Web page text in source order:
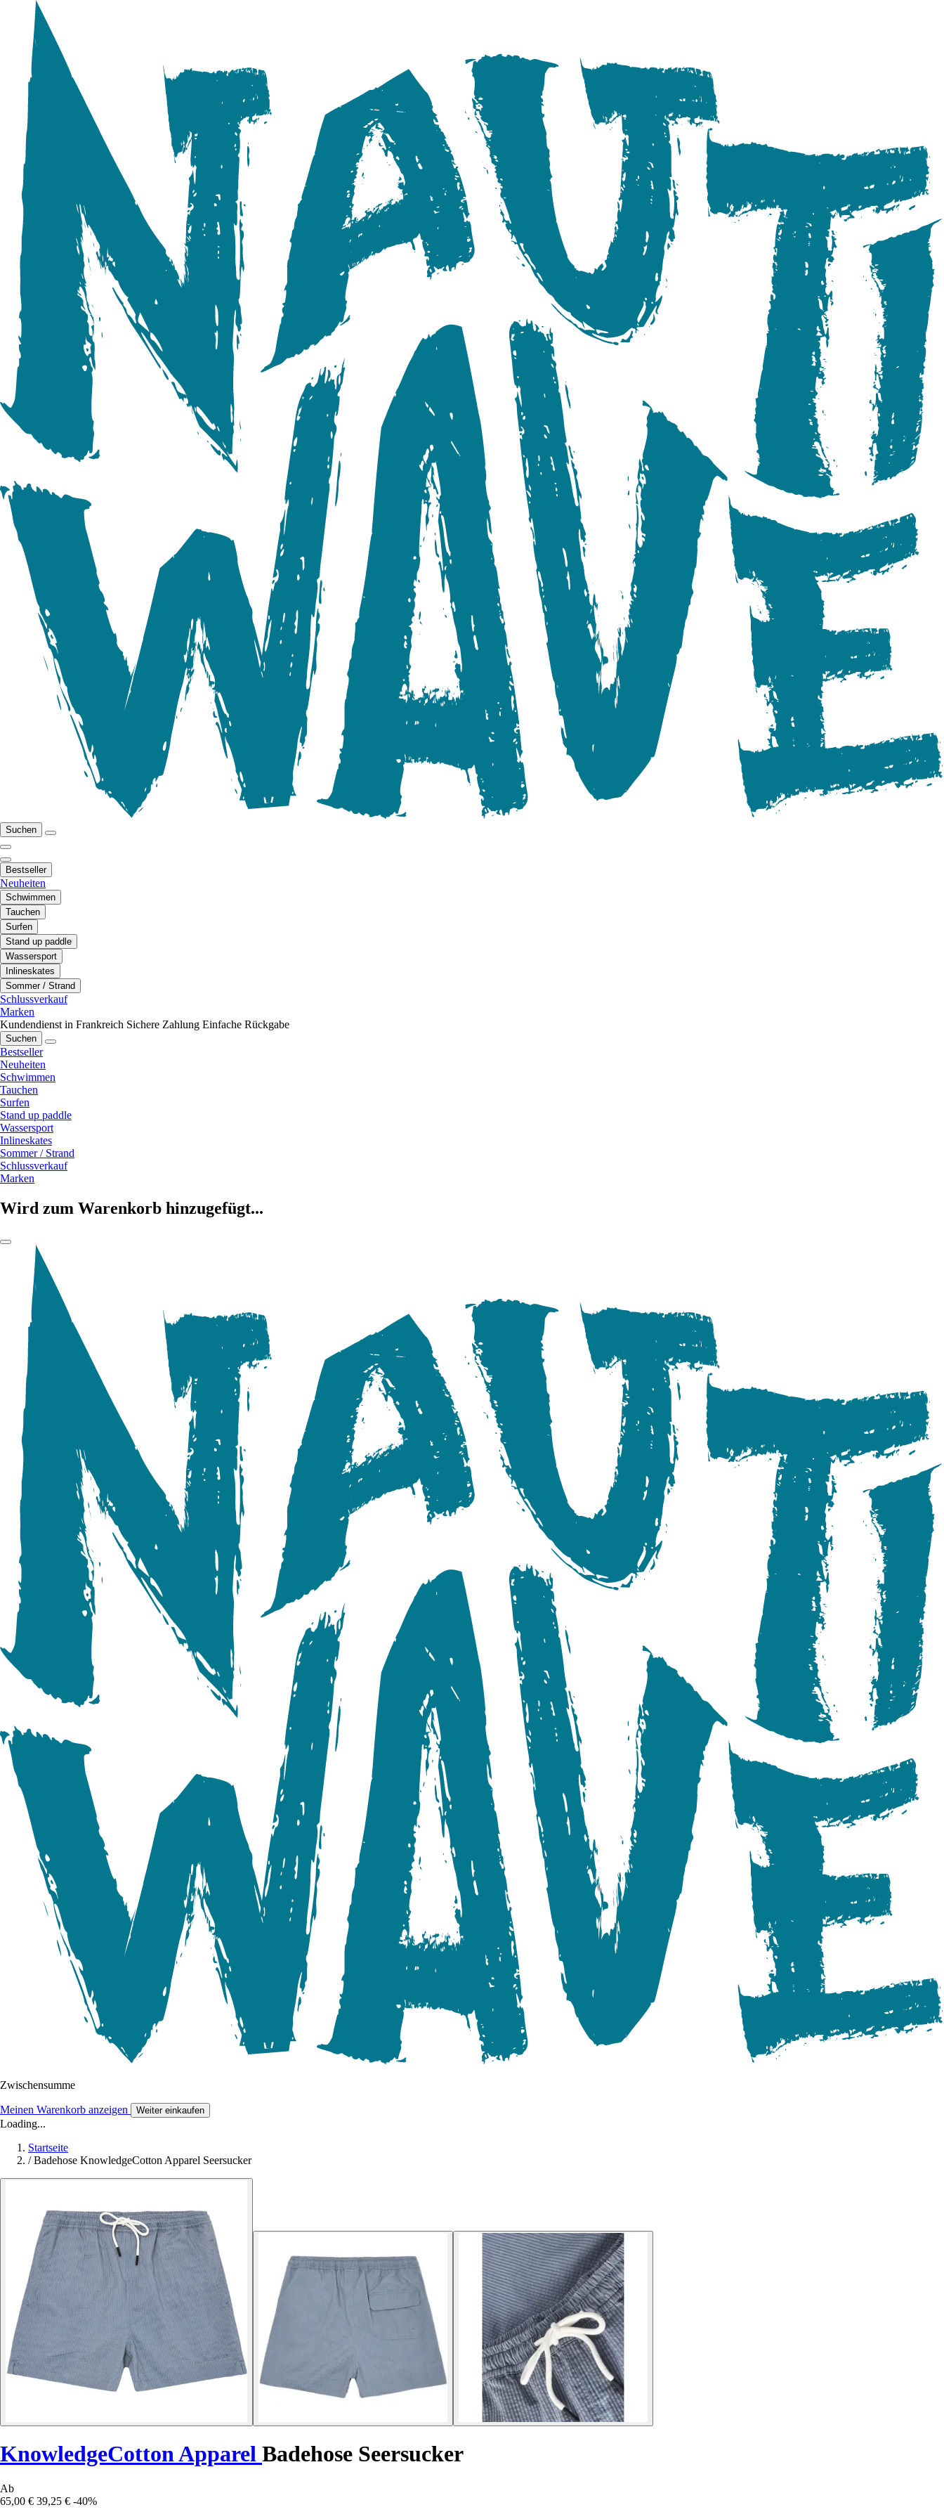
Suchen
Bestseller
Neuheiten
Schwimmen
Tauchen
Surfen
Stand up paddle
Wassersport
Inlineskates
Sommer / Strand
Schlussverkauf
Marken
Kundendienst in Frankreich Sichere Zahlung Einfache Rückgabe
Suchen
Bestseller
Neuheiten
Schwimmen
Tauchen
Surfen
Stand up paddle
Wassersport
Inlineskates
Sommer / Strand
Schlussverkauf
Marken
Wird zum Warenkorb hinzugefügt...
Zwischensumme
Meinen Warenkorb anzeigen Weiter einkaufen
Loading...
Startseite
/ Badehose KnowledgeCotton Apparel Seersucker
KnowledgeCotton Apparel Badehose Seersucker
Ab
65,00 € 39,25 € -40%